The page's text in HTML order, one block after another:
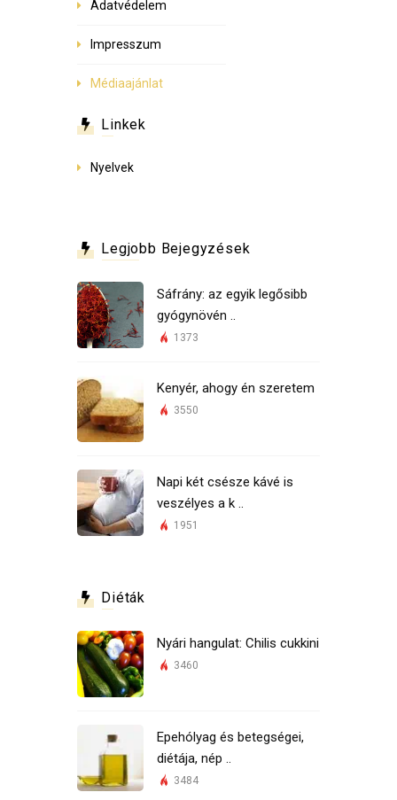
Adatvédelem
Impresszum
Médiaajánlat
Linkek
Nyelvek
Legjobb Bejegyzések
Sáfrány: az egyik legősibb
gyógynövén ..
1373
Kenyér, ahogy én szeretem
3550
Napi két csésze kávé is
veszélyes a k ..
1951
Diéták
Nyári hangulat: Chilis cukkini
3460
Epehólyag és betegségei,
diétája, nép ..
3484